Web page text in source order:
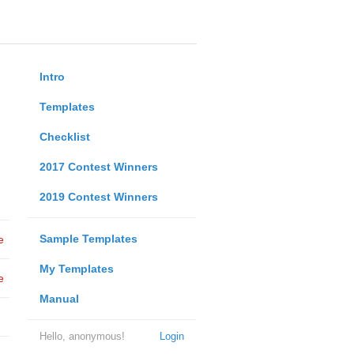
Intro
Templates
Checklist
2017 Contest Winners
2019 Contest Winners
Sample Templates
My Templates
Manual
Login
Hello, anonymous!